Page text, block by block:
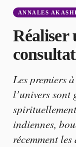
ANNALES
Réaliser
Les premiers
l’univers sont
indiennes,
récemment